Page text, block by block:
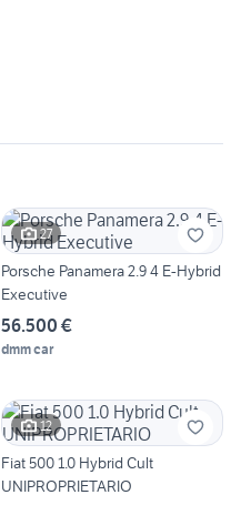
27
Porsche Panamera 2.9 4 E-Hybrid
Executive
56.500 €
dmm car
12
Fiat 500 1.0 Hybrid Cult
UNIPROPRIETARIO